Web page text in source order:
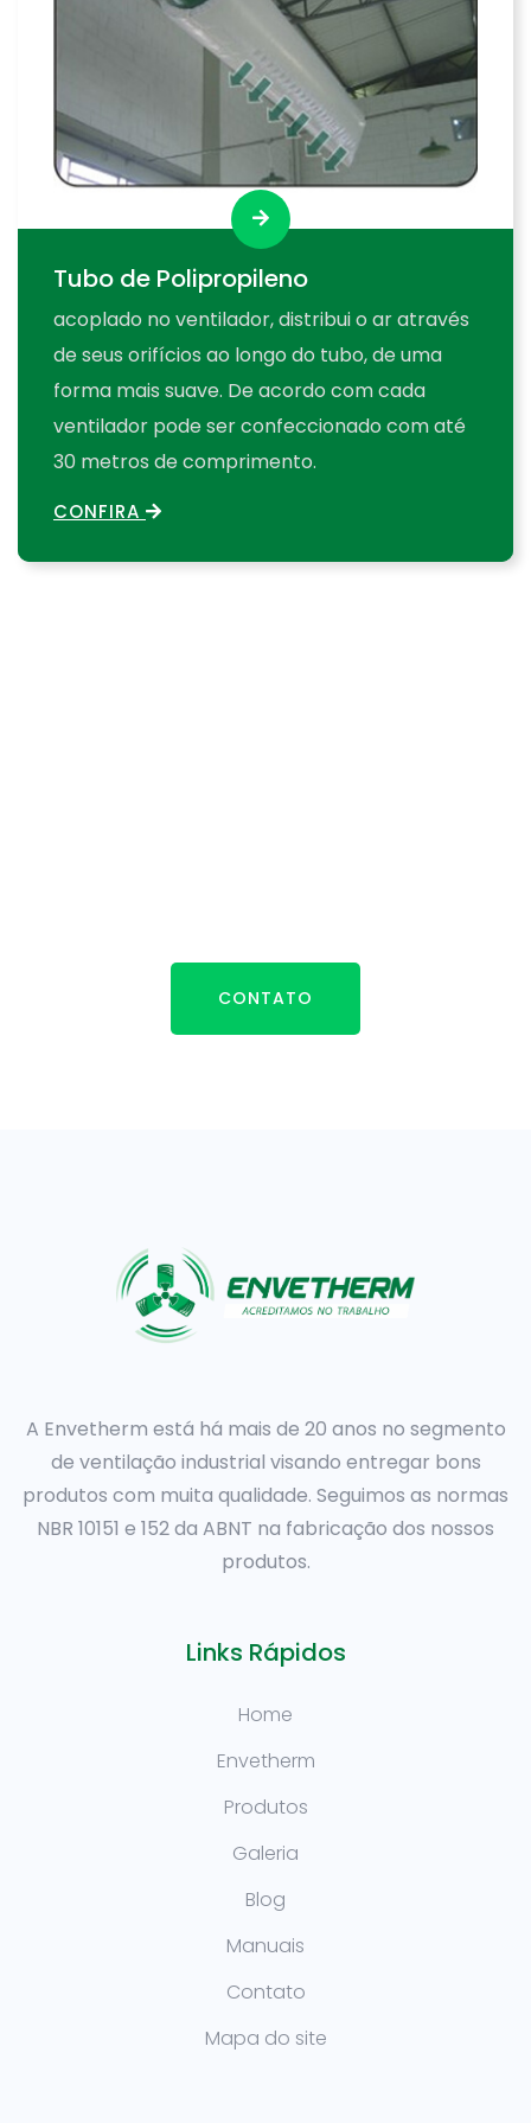
Tubo de Polipropileno
acoplado no ventilador, distribui o ar através
de seus orifícios ao longo do tubo, de uma
forma mais suave. De acordo com cada
ventilador pode ser confeccionado com até
30 metros de comprimento.
CONFIRA
CONTATO
A Envetherm está há mais de 20 anos no segmento
de ventilação industrial visando entregar bons
produtos com muita qualidade. Seguimos as normas
NBR 10151 e 152 da ABNT na fabricação dos nossos
produtos.
Links Rápidos
Home
Envetherm
Produtos
Galeria
Blog
Manuais
Contato
Mapa do site